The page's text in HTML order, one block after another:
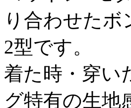
り合わせた
2型です。
着た時・穿い
グ特有の生地